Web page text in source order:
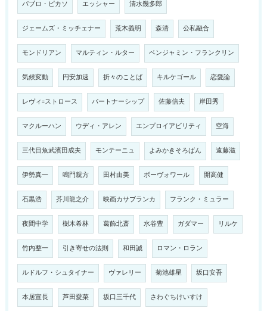
パブロ・ピカソ エッシャー 清水幾多郎
ジェームズ・ミッチェナー 荒木義明 森清 公私融合
モンドリアン マルティン・ルター ベンジャミン・フランクリン
気候変動 円安加速 折々のことば キルケゴール 恋愛論
レヴィ=ストロース パートナーシップ 佐藤信夫 岸田秀
マクルーハン ウディ・アレン エンプロイアビリティ 空海
三代目魚武濱田成夫 モンテーニュ よみかきそろばん 遠藤滋
伊勢真一 鳴門親方 田村由美 ボーヴォワール 開高健
石黒浩 芥川龍之介 映画カサブランカ フランク・ミュラー
夜間中学 樹木希林 葛飾北斎 水谷豊 ガダマー リルケ
竹内整一 引き寄せの法則 和田誠 ロマン・ロラン
ルドルフ・シュタイナー ヴァレリー 菊池雄星 坂口安吾
本居宣長 芦田愛菜 坂口三千代 さわぐちけいすけ